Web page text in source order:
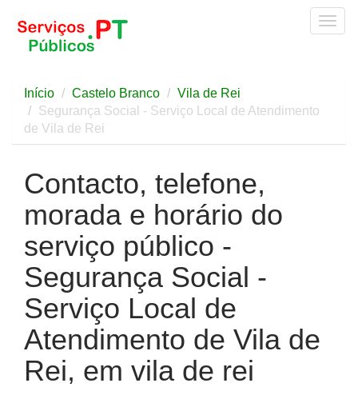
Início Castelo Branco
Vila de Rei
Segurança Social - Serviço Local de Atendimento
de Vila de Rei
Contacto, telefone,
morada e horário do
serviço público -
Segurança Social -
Serviço Local de
Atendimento de Vila de
Rei, em vila de rei